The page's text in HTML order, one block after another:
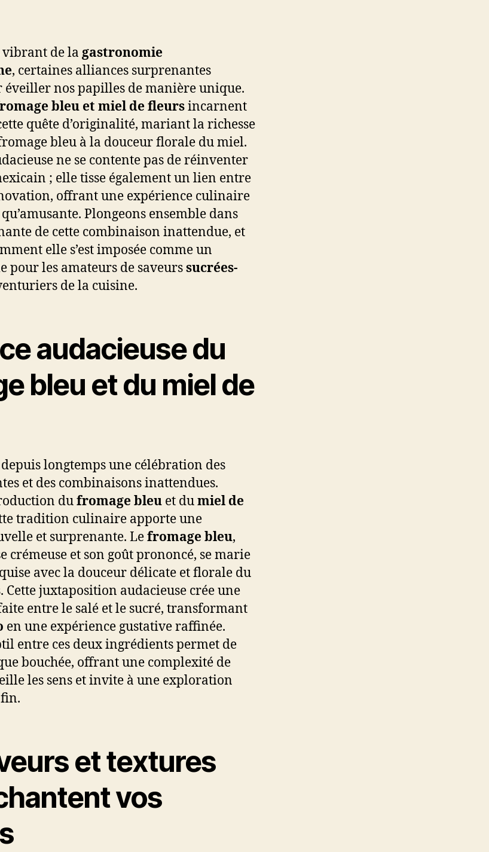
vibrant de la gastronomie
, certaines alliances surprenantes
éveiller nos papilles de manière unique.
bleu et miel de fleursincarnent
quête d’originalité, mariant la richesse
bleu à la douceur florale du miel.
ne se contente pas de réinventer
; elle tisse également un lien entre
offrant une expérience culinaire
Plongeons ensemble dans
de cette combinaison inattendue, et
elle s’est imposée comme un
pour les amateurs de saveurssucrées-
de la cuisine.
audacieuse du
bleu et du miel de
longtemps une célébration des
et des combinaisons inattendues.
dufromage bleu et dumiel de
tradition culinaire apporte une
et surprenante. Lefromage bleu,
crémeuse et son goût prononcé, se marie
avec la douceur délicate et florale du
. Cette juxtaposition audacieuse crée une
entre le salé et le sucré, transformant
en une expérience gustative raffinée.
entre ces deux ingrédients permet de
bouchée, offrant une complexité de
les sens et invite à une exploration
et textures
vos